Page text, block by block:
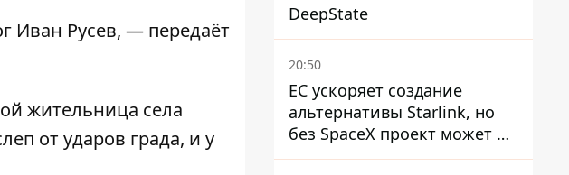
Иван Русев, — передаёт
жительница села
от ударов града, и у
DeepState
20:50
ЕС ускоряет создание
альтернативы Starlink, но
без SpaceX проект может не
обойтись